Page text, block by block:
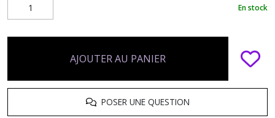
En stock
AJOUTER AU PANIER
POSER UNE QUESTION